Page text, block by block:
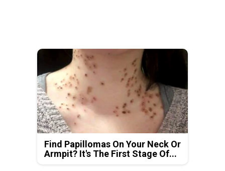
Find Papillomas On Your Neck Or
Armpit? It's The First Stage Of...